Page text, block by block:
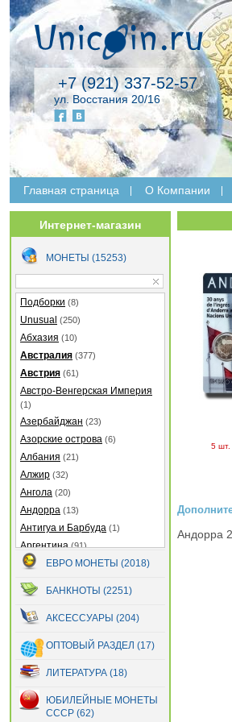
+7 (921) 337-52-57
ул. Восстания 20/16
Главная страница O Компании
Интернет-магазин
МОНЕТЫ (15253)
Подборки (8)
Unusual (250)
Абхазия (10)
Австралия (377)
Австрия (61)
Австро-Венгерская Империя
(1)
Азербайджан (23)
Азорские острова (6)
Албания (21)
Алжир (32)
Ангола (20)
Андорра (13)
Антигуа и Барбуда (1)
Аргентина(91)
Армения(22)
Аруба
Афганистан
Багамские острова(21)
Барбадос (12)
Бахрейн(5)
Беларусь
Белиз(32)
ЕВРО МОНЕТЫ (2018)
БАНКНОТЫ (2251)
АКСЕССУАРЫ (204)
ОПТОВЫЙ РАЗДЕЛ (17)
ЛИТЕРАТУРА (18)
ЮБИЛЕЙНЫЕ МОНЕТЫ
СССР (62)
5 шт.
Андорра